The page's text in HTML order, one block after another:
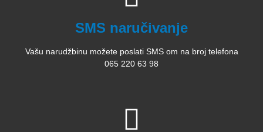
SMS naručivanje
Vašu narudžbinu možete poslati SMS om na broj telefona
065 220 63 98